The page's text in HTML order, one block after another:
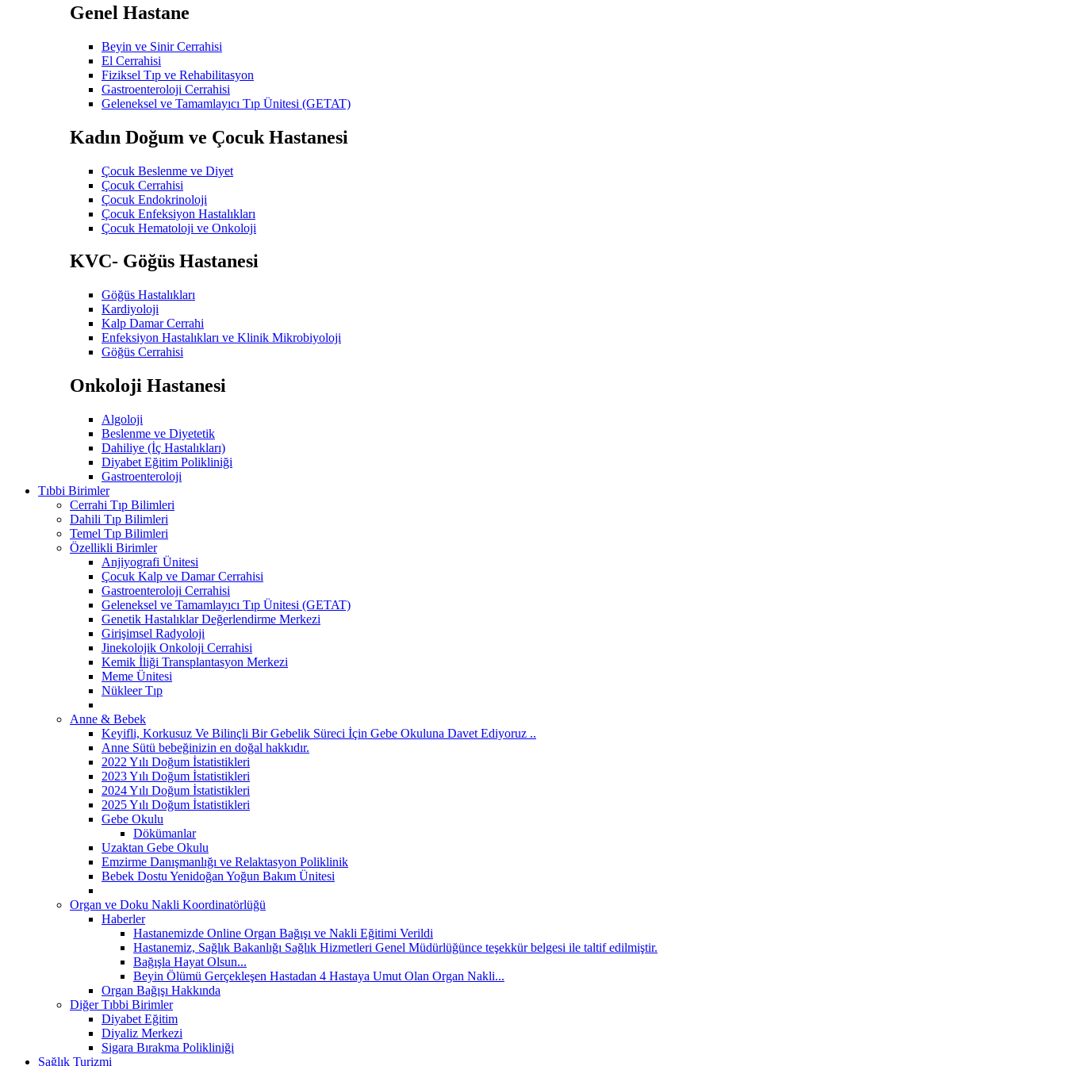
Genel Hastane
Beyin ve Sinir Cerrahisi
El Cerrahisi
Fiziksel Tıp ve Rehabilitasyon
Gastroenteroloji Cerrahisi
Geleneksel ve Tamamlayıcı Tıp Ünitesi (GETAT)
Kadın Doğum ve Çocuk Hastanesi
Çocuk Beslenme ve Diyet
Çocuk Cerrahisi
Çocuk Endokrinoloji
Çocuk Enfeksiyon Hastalıkları
Çocuk Hematoloji ve Onkoloji
KVC- Göğüs Hastanesi
Göğüs Hastalıkları
Kardiyoloji
Kalp Damar Cerrahi
Enfeksiyon Hastalıkları ve Klinik Mikrobiyoloji
Göğüs Cerrahisi
Onkoloji Hastanesi
Algoloji
Beslenme ve Diyetetik
Dahiliye (İç Hastalıkları)
Diyabet Eğitim Polikliniği
Gastroenteroloji
Tıbbi Birimler
Cerrahi Tıp Bilimleri
Dahili Tıp Bilimleri
Temel Tıp Bilimleri
Özellikli Birimler
Anjiyografi Ünitesi
Çocuk Kalp ve Damar Cerrahisi
Gastroenteroloji Cerrahisi
Geleneksel ve Tamamlayıcı Tıp Ünitesi (GETAT)
Genetik Hastalıklar Değerlendirme Merkezi
Girişimsel Radyoloji
Jinekolojik Onkoloji Cerrahisi
Kemik İliği Transplantasyon Merkezi
Meme Ünitesi
Nükleer Tıp
Anne & Bebek
Keyifli, Korkusuz Ve Bilinçli Bir Gebelik Süreci İçin Gebe Okuluna Davet Ediyoruz ..
Anne Sütü bebeğinizin en doğal hakkıdır.
2022 Yılı Doğum İstatistikleri
2023 Yılı Doğum İstatistikleri
2024 Yılı Doğum İstatistikleri
2025 Yılı Doğum İstatistikleri
Gebe Okulu
Dökümanlar
Uzaktan Gebe Okulu
Emzirme Danışmanlığı ve Relaktasyon Poliklinik
Bebek Dostu Yenidoğan Yoğun Bakım Ünitesi
Organ ve Doku Nakli Koordinatörlüğü
Haberler
Hastanemizde Online Organ Bağışı ve Nakli Eğitimi Verildi
Hastanemiz, Sağlık Bakanlığı Sağlık Hizmetleri Genel Müdürlüğünce teşekkür belgesi ile taltif edilmiştir.
Bağışla Hayat Olsun...
Beyin Ölümü Gerçekleşen Hastadan 4 Hastaya Umut Olan Organ Nakli...
Organ Bağışı Hakkında
Diğer Tıbbi Birimler
Diyabet Eğitim
Diyaliz Merkezi
Sigara Bırakma Polikliniği
Sağlık Turizmi